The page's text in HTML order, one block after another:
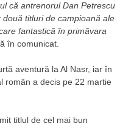
că antrenorul Dan Petrescu
titluri de campioană ale
fantastică în primăvara
în comunicat.
aventură la Al Nasr, iar în
român a decis pe 22 martie
titlul de cel mai bun